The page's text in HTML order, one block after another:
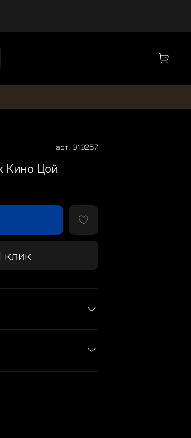
арт. 010257
Кино Цой
клик